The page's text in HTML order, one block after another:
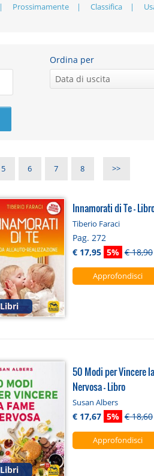
Prossimamente Classifica
Ordina per
5 6 7 8 >>
Libri
Innamorati di Te -
Tiberio Faraci
Pag. 272
€ 17,95 5% € 18,90
Approfondisci
Libri
50 Modi per Vincere
Nervosa - Libro
Susan Albers
€ 17,67 5% € 18,60
Approfondisci